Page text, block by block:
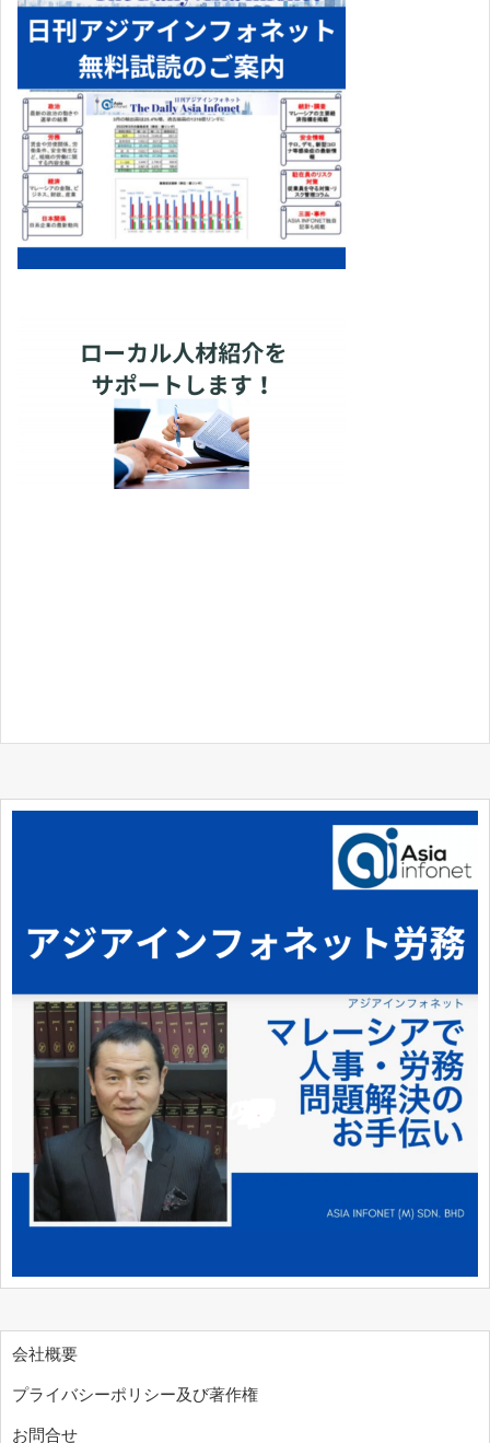
会社概要
プライバシーポリシー及び著作権
お問合せ